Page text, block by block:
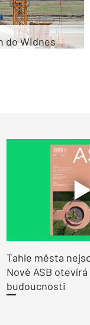
do Widnes
Tahle města
Nové ASB
budoucnosti